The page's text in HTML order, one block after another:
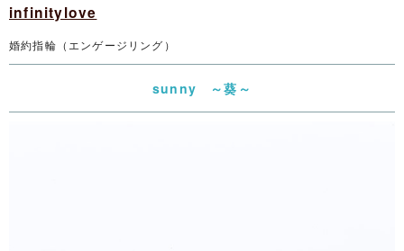
infinitylove
婚約指輪（エンゲージリング）
sunny ～葵～